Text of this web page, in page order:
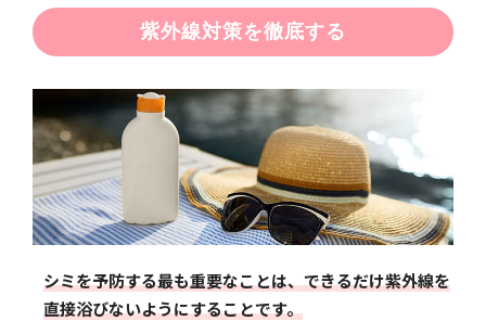
紫外線対策を徹底する
シミを予防する最も重要なことは、できるだけ紫外線を
直接浴びないようにすることです。